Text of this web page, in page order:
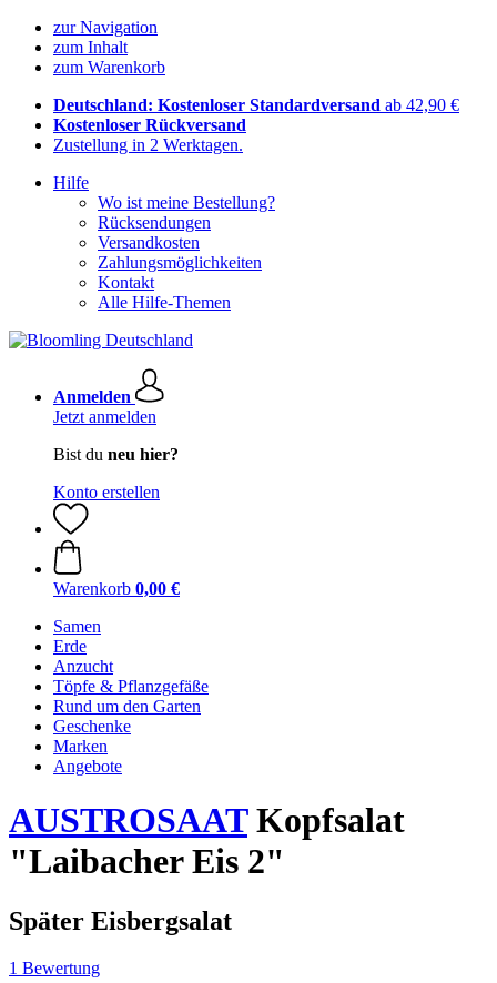
zur Navigation
zum Inhalt
zum Warenkorb
Deutschland: Kostenloser Standardversand ab 42,90 €
Kostenloser Rückversand
Zustellung in 2 Werktagen.
Hilfe
Wo ist meine Bestellung?
Rücksendungen
Versandkosten
Zahlungsmöglichkeiten
Kontakt
Alle Hilfe-Themen
Anmelden
Jetzt anmelden
Bist du neu hier?
Konto erstellen
Warenkorb 0,00 €
Samen
Erde
Anzucht
Töpfe & Pflanzgefäße
Rund um den Garten
Geschenke
Marken
Angebote
AUSTROSAATKopfsalat
"Laibacher Eis 2"
Später Eisbergsalat
1 Bewertung